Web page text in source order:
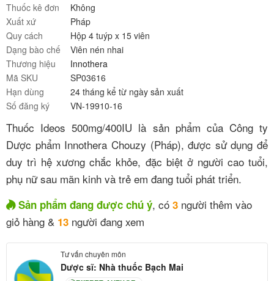
Thuốc kê đơn
Không
Xuất xứ
Pháp
Quy cách
Hộp 4 tuýp x 15 viên
Dạng bào chế
Viên nén nhai
Thương hiệu
Innothera
Mã SKU
SP03616
Hạn dùng
24 tháng kể từ ngày sản xuất
Số đăng ký
VN-19910-16
Thuốc Ideos 500mg/400IU là sản phẩm của Công ty
Dược phẩm Innothera Chouzy (Pháp), được sử dụng để
duy trì hệ xương chắc khỏe, đặc biệt ở người cao tuổi,
phụ nữ sau mãn kinh và trẻ em đang tuổi phát triển.
Sản phẩm đang được chú ý, có 3 người thêm vào
giỏ hàng & 13 người đang xem
Tư vấn chuyên môn
Dược sĩ: Nhà thuốc Bạch Mai